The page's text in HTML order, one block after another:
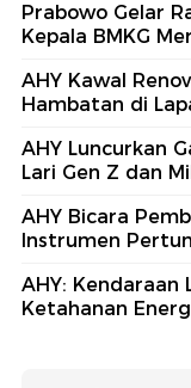
Prabowo Gelar
Kepala BMKG
AHY Kawal
Hambatan di
AHY Luncurkan
Lari Gen Z dan
AHY Bicara
Instrumen
AHY: Kendaraan
Ketahanan